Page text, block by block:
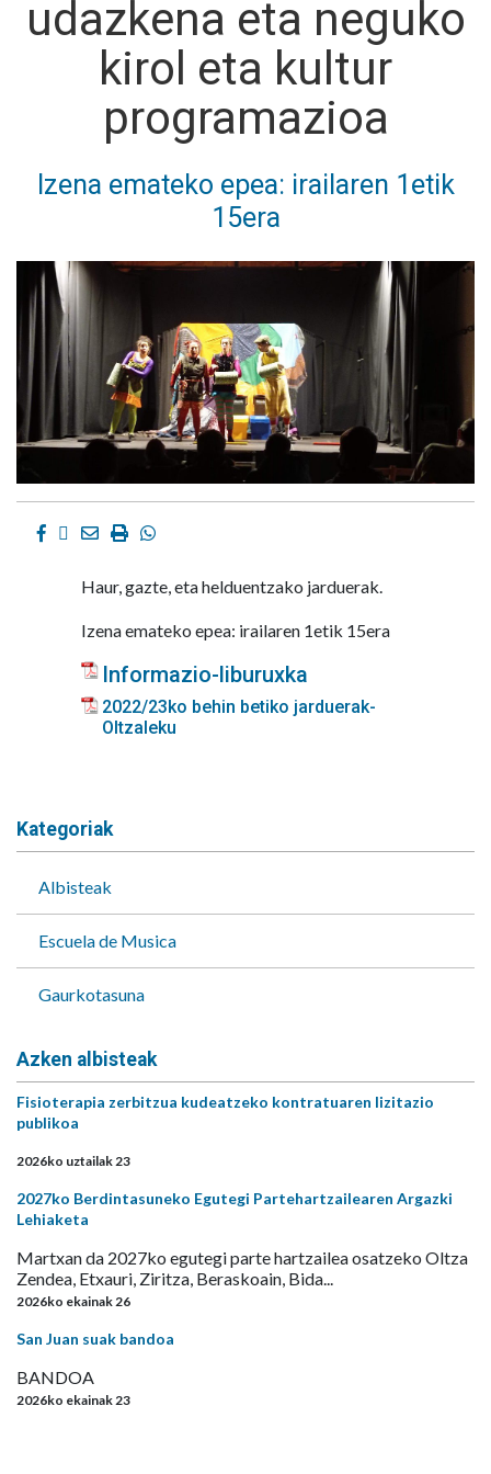
udazkena eta neguko
kirol eta kultur
programazioa
Izena emateko epea: irailaren 1etik
15era
Facebook
Twitter
EmailImprimirWhatsapp
Haur, gazte, eta helduentzako jarduerak.
Izena emateko epea: irailaren 1etik 15era
Informazio-liburuxka
2022/23ko behin betiko jarduerak-
Oltzaleku
Kategoriak
Albisteak
Escuela de Musica
Gaurkotasuna
Azken albisteak
Fisioterapia zerbitzua kudeatzeko kontratuaren lizitazio
publikoa
2026ko uztailak 23
2027ko Berdintasuneko Egutegi Partehartzailearen Argazki
Lehiaketa
Martxan da 2027ko egutegi parte hartzailea osatzeko Oltza
Zendea, Etxauri, Ziritza, Beraskoain, Bida...
2026ko ekainak 26
San Juan suak bandoa
BANDOA
2026ko ekainak 23